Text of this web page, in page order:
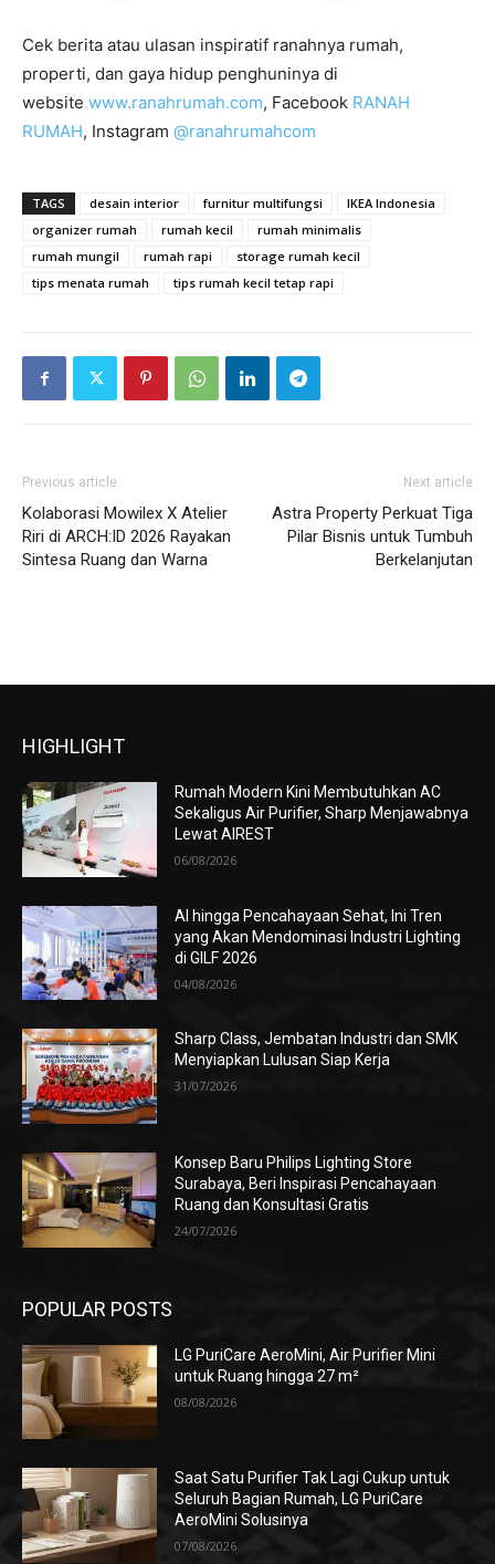
Cek berita atau ulasan inspiratif ranahnya rumah,
properti, dan gaya hidup penghuninya di
website www.ranahrumah.com, Facebook RANAH
RUMAH, Instagram @ranahrumahcom
TAGS desain interior furnitur multifungsi
IKEA Indonesia
organizer rumah
rumah kecil
rumah minimalis
rumah mungil
rumah rapi
storage rumah kecil
tips menata rumah
tips rumah kecil tetap rapi
Previous article
Kolaborasi Mowilex X Atelier
Riri di ARCH:ID 2026 Rayakan
Sintesa Ruang dan Warna
Next article
Astra Property Perkuat Tiga
Pilar Bisnis untuk Tumbuh
Berkelanjutan
HIGHLIGHT
Rumah Modern Kini Membutuhkan AC
Sekaligus Air Purifier, Sharp Menjawabnya
Lewat AIREST
06/08/2026
AI hingga Pencahayaan Sehat, Ini Tren
yang Akan Mendominasi Industri Lighting
di GILF 2026
04/08/2026
Sharp Class, Jembatan Industri dan SMK
Menyiapkan Lulusan Siap Kerja
31/07/2026
Konsep Baru Philips Lighting Store
Surabaya, Beri Inspirasi Pencahayaan
Ruang dan Konsultasi Gratis
24/07/2026
POPULAR POSTS
LG PuriCare AeroMini, Air Purifier Mini
untuk Ruang hingga 27 m²
08/08/2026
Saat Satu Purifier Tak Lagi Cukup untuk
Seluruh Bagian Rumah, LG PuriCare
AeroMini Solusinya
07/08/2026